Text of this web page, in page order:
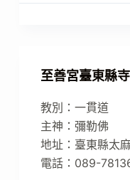
至善宮臺東縣
教別：一貫道
主神：彌勒佛
地址：臺東縣太
電話：089-